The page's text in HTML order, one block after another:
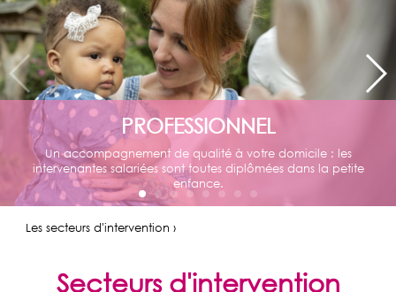
PROFESSIONNEL
Un accompagnement de qualité à votre domicile : les
intervenantes salariées sont toutes diplômées dans la petite
enfance.
Les secteurs d'intervention ›
Secteurs d'intervention